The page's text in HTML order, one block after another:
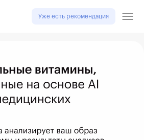
Уже есть рекомендация